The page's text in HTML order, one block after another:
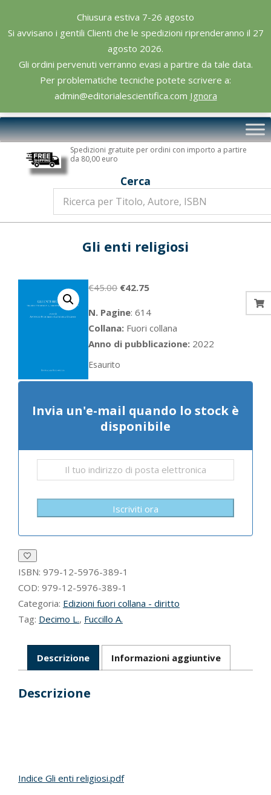
Chiusura estiva 7-26 agosto
Si avvisano i gentili Clienti che le spedizioni riprenderanno il 27
agosto 2026.
Gli ordini pervenuti verranno evasi a partire da tale data.
Per problematiche tecniche potete scrivere a:
admin@editorialescientifica.com Ignora
content
Editoriale
Scientifica
Primary
Navigation
Spedizioni gratuite per ordini con importo a partire
da 80,00 euro
Cerca
Gli enti religiosi
€45.00 Il
originale
era:
€45.00.
€42.75Il
attuale
è:
€42.75.
N. Pagine: 614
Collana: Fuori collana
Anno di pubblicazione: 2022
Esaurito
Invia un'e-mail quando lo stock è
disponibile
Iscriviti ora
ISBN: 979-12-5976-389-1
COD: 979-12-5976-389-1
Categoria: Edizioni fuori collana - diritto
Tag: Decimo L., Fuccillo A.
Descrizione Informazioni aggiuntive
Descrizione
Indice Gli enti religiosi.pdf